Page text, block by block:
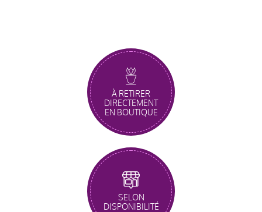
À RETIRER
DIRECTEMENT
EN BOUTIQUE
SELON
DISPONIBILITÉ